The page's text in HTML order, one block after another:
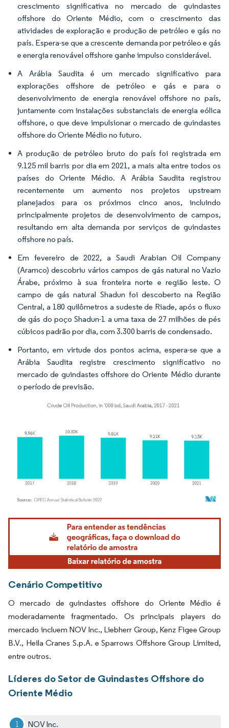
crescimento significativa no mercado de guindastes
offshore do Oriente Médio, com o crescimento das
atividades de exploração e produção de petróleo e gás no
país. Espera-se que a crescente demanda por petróleo e gás
e energia renovável offshore ganhe impulso considerável.
A Arábia Saudita é um mercado significativo para
explorações offshore de petróleo e gás e para o
desenvolvimento de energia renovável offshore no país,
juntamente com instalações substanciais de energia eólica
offshore, o que deve impulsionar o mercado de guindastes
offshore do Oriente Médio no futuro.
A produção de petróleo bruto do país foi registrada em
9.125 mil barris por dia em 2021, a mais alta entre todos os
países do Oriente Médio. A Arábia Saudita registrou
recentemente um aumento nos projetos upstream
planejados para os próximos cinco anos, incluindo
principalmente projetos de desenvolvimento de campos,
resultando em alta demanda por serviços de guindastes
offshore no país.
Em fevereiro de 2022, a Saudi Arabian Oil Company
(Aramco) descobriu vários campos de gás natural no Vazio
Árabe, próximo à sua fronteira norte e região leste. O
campo de gás natural Shadun foi descoberto na Região
Central, a 180 quilômetros a sudeste de Riade, após o fluxo
de gás do poço Shadun-1 a uma taxa de 27 milhões de pés
cúbicos padrão por dia, com 3.300 barris de condensado.
Portanto, em virtude dos pontos acima, espera-se que a
Arábia Saudita registre crescimento significativo no
mercado de guindastes offshore do Oriente Médio durante
o período de previsão.
Imagem © Mordor Intelligence. O reuso requer atribuição conforme CC BY 4.0.
Cenário Competitivo
O mercado de guindastes offshore do Oriente Médio é
moderadamente fragmentado. Os principais players do
mercado incluem NOV Inc., Liebherr Group, Kenz Figee Group
B.V., Heila Cranes S.p.A. e Sparrows Offshore Group Limited,
entre outros.
Líderes do Setor de Guindastes Offshore do
Oriente Médio
NOV Inc.